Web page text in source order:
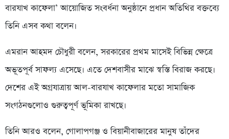
বারযাখ কাফেলা’ আয়োজিত সংবর্ধনা অনুষ্ঠানে প্রধান অতিথির বক্তব্যে
তিনি এসব কথা বলেন।
এমরান আহমদ চৌধুরী বলেন, সরকারের প্রথম মাসেই বিভিন্ন ক্ষেত্রে
অভূতপূর্ব সাফল্য এসেছে। এতে দেশবাসীর মাঝে স্বস্তি বিরাজ করছে।
দেশের এই অগ্রযাত্রায় আল-বারযাখ কাফেলার মতো সামাজিক
সংগঠনগুলোও গুরুত্বপূর্ণ ভূমিকা রাখছে।
তিনি আরও বলেন, গোলাপগঞ্জ ও বিয়ানীবাজারের মানুষ তাঁদের